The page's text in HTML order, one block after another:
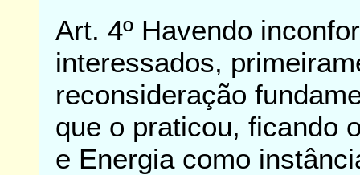
Art. 4º Havendo
interessados,
reconsideração
que o praticou, ficando
e Energia como